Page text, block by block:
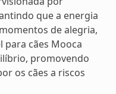
que a energia
de alegria,
para cães Mooca
promovendo
os cães a riscos